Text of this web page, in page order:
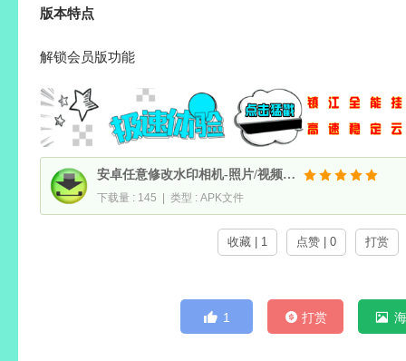
版本特点
解锁会员版功能
安卓任意修改水印相机-照片/视频一键修改水印 v1.26.0528 解锁VIP会员版
下载量 : 145 | 类型 : APK文件
收藏 | 1 点赞 | 0 打赏
1 打赏